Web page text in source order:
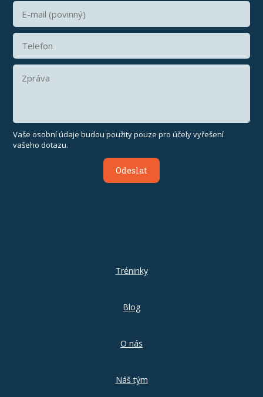
Vaše osobní údaje budou použity pouze pro účely vyřešení
vašeho dotazu.
Odeslat
Tréninky
Blog
O nás
Náš tým